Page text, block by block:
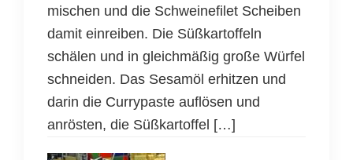
mischen und die Schweinefilet Scheiben
damit einreiben. Die Süßkartoffeln
schälen und in gleichmäßig große Würfel
schneiden. Das Sesamöl erhitzen und
darin die Currypaste auflösen und
anrösten, die Süßkartoffel […]